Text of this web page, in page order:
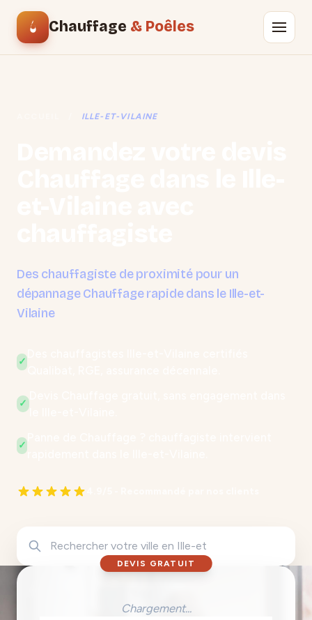
Chauffage & Poêles
ILLE-ET-VILAINE
Des chauffagiste de proximité pour un
dépannage Chauffage rapide dans le Ille-et-
Vilaine
✓
✓
✓
DEVIS GRATUIT
Chargement...